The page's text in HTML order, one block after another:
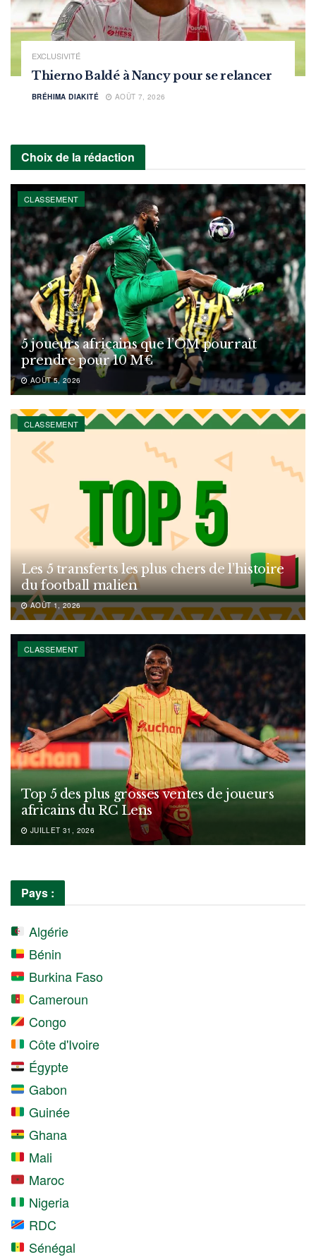
EXCLUSIVITÉ
Thierno Baldé à Nancy pour se relancer
BRÉHIMA DIAKITÉ AOÛT 7, 2026
Choix de la rédaction
CLASSEMENT
5 joueurs africains que l’OM pourrait
prendre pour 10 M€
AOÛT 5, 2026
CLASSEMENT
Les 5 transferts les plus chers de l’histoire
du football malien
AOÛT 1, 2026
CLASSEMENT
Top 5 des plus grosses ventes de joueurs
africains du RC Lens
JUILLET 31, 2026
Pays :
Algérie
Bénin
Burkina Faso
Cameroun
Congo
Côte d'Ivoire
Égypte
Gabon
Guinée
Ghana
Mali
Maroc
Nigeria
RDC
Sénégal